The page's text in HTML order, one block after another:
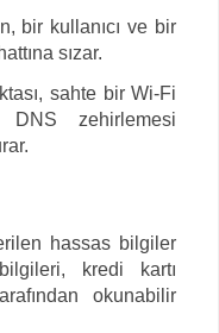
bir kullanıcı ve bir
sızar.
sahte bir Wi-Fi
zehirlemesi
hassas bilgiler
kredi kartı
okunabilir